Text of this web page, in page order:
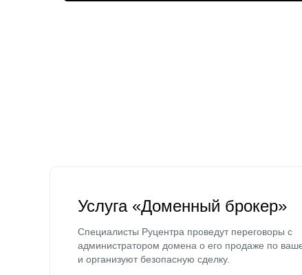
Услуга «Доменный брокер»
Специалисты Руцентра проведут переговоры с
администратором домена о его продаже по
и организуют безопасную сделку.